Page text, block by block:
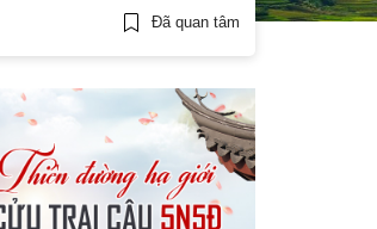
Đã quan tâm